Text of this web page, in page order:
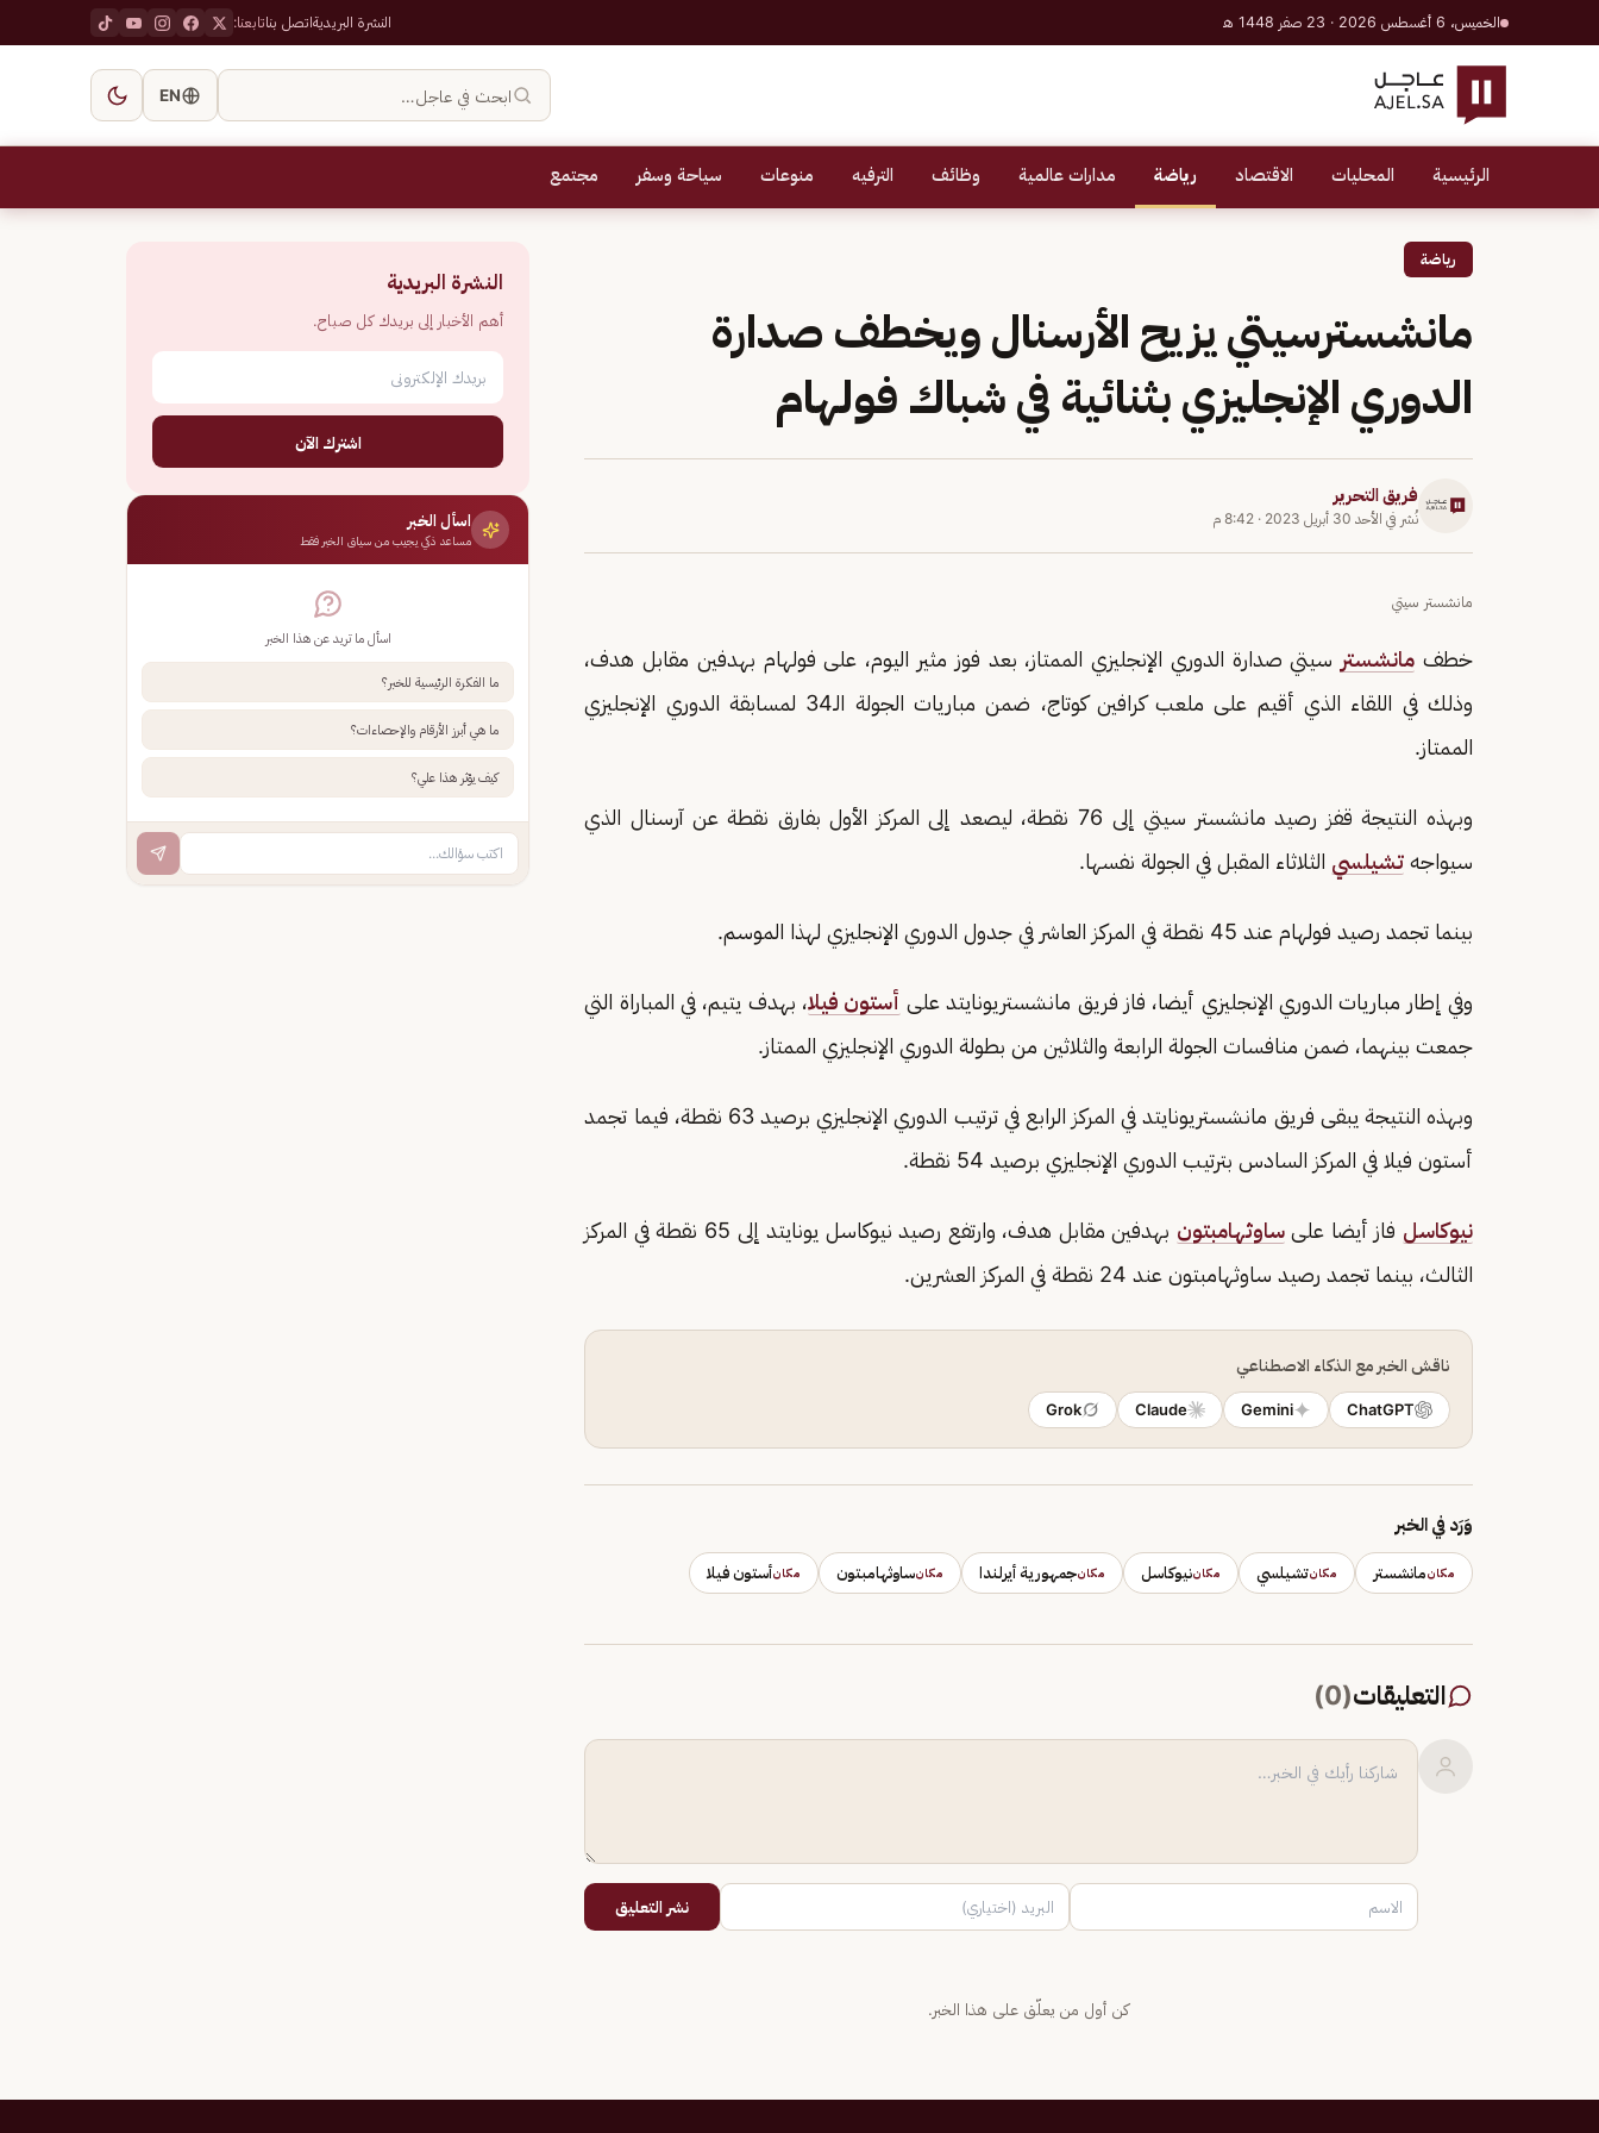
الخميس، 6 أغسطس 2026 · 23 صفر 1448 هـ النشرة البريديةاتصل بناتابعنا:
ابحث في عاجل… EN
الرئيسية المحليات الاقتصاد رياضة مدارات عالمية وظائف الترفيه منوعات سياحة وسفر مجتمع
رياضة
مانشسترسيتي يزيح الأرسنال ويخطف صدارة
الدوري الإنجليزي بثنائية في شباك فولهام
فريق التحرير
نُشر في الأحد 30 أبريل 2023 · 8:42 م
مانشستر سيتي
خطف مانشستر سيتي صدارة الدوري الإنجليزي الممتاز، بعد فوز مثير اليوم، على فولهام بهدفين مقابل هدف،
وذلك في اللقاء الذي أقيم على ملعب كرافين كوتاج، ضمن مباريات الجولة الـ34 لمسابقة الدوري الإنجليزي
الممتاز.
وبهذه النتيجة قفز رصيد مانشستر سيتي إلى 76 نقطة، ليصعد إلى المركز الأول بفارق نقطة عن آرسنال الذي
سيواجه تشيلسي الثلاثاء المقبل في الجولة نفسها.
بينما تجمد رصيد فولهام عند 45 نقطة في المركز العاشر في جدول الدوري الإنجليزي لهذا الموسم.
وفي إطار مباريات الدوري الإنجليزي أيضا، فاز فريق مانشستريونايتد على أستون فيلا، بهدف يتيم، في المباراة التي
جمعت بينهما، ضمن منافسات الجولة الرابعة والثلاثين من بطولة الدوري الإنجليزي الممتاز.
وبهذه النتيجة يبقى فريق مانشستريونايتد في المركز الرابع في ترتيب الدوري الإنجليزي برصيد 63 نقطة، فيما تجمد
أستون فيلا في المركز السادس بترتيب الدوري الإنجليزي برصيد 54 نقطة.
نيوكاسل فاز أيضا علىساوثهامبتون
بهدفين مقابل هدف، وارتفع رصيد نيوكاسل يونايتد إلى 65 نقطة في المركز
الثالث، بينما تجمد رصيد ساوثهامبتون عند 24 نقطة في المركز العشرين.
ناقش الخبر مع الذكاء الاصطناعي
ChatGPT
Gemini
Claude
Grok
وَرَد في الخبر
مكانمانشستر مكانتشيلسي مكاننيوكاسل مكانجمهورية أيرلندا مكانساوثهامبتون مكانأستون فيلا
التعليقات(
0
)
نشر التعليق
كن أول من يعلّق على هذا الخبر.
النشرة البريدية
أهم الأخبار إلى بريدك كل صباح.
اشترك الآن
اسأل الخبر
مساعد ذكي يجيب من سياق الخبر فقط
اسأل ما تريد عن هذا الخبر
ما الفكرة الرئيسية للخبر؟
ما هي أبرز الأرقام والإحصاءات؟
كيف يؤثر هذا علي؟